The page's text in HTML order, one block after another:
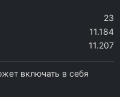
23
11.184
11.207
включать в себя